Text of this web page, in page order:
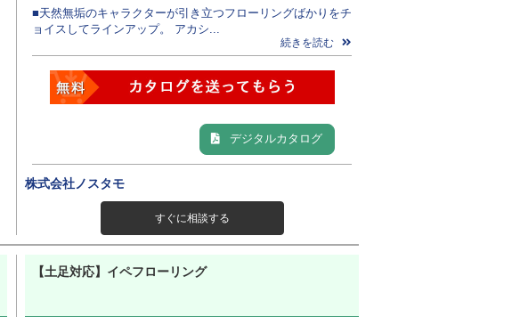
■天然無垢のキャラクターが引き立つフローリングばかりをチ
ョイスしてラインアップ。 アカシ...
続きを読む
デジタルカタログ
株式会社ノスタモ
すぐに相談する
【土足対応】イペフローリング